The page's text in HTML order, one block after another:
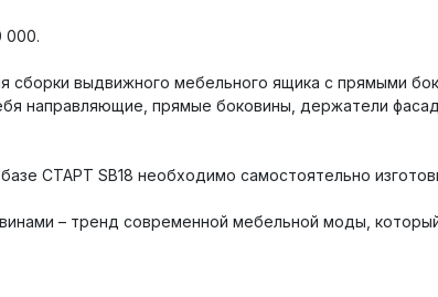
000.
сборки выдвижного мебельного ящика с прямыми
направляющие, прямые боковины, держатели
СТАРТ SB18 необходимо самостоятельно
– тренд современной мебельной моды,